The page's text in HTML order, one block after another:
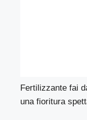
Fertilizzante fai
una fioritura